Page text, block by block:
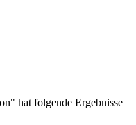
hat folgende Ergebnisse